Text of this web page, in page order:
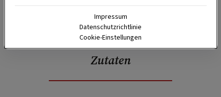
SPEICHERN DRUCKEN
Zutaten
Impressum
Datenschutzrichtlinie
Cookie-Einstellungen